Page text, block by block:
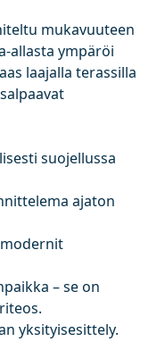
mukavuuteen
allasta ympäröi
laajalla terassilla
suojellussa
ajaton
– se on
yksityisesittely.